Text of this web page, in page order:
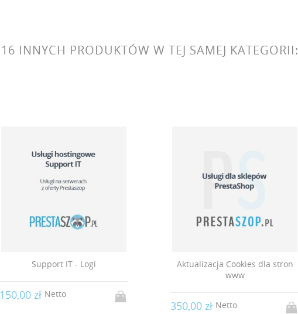
16 INNYCH PRODUKTÓW W TEJ SAMEJ KATEGORII:
Support IT - Logi
150,00 zł Netto
Aktualizacja Cookies dla stron
www
350,00 zł Netto